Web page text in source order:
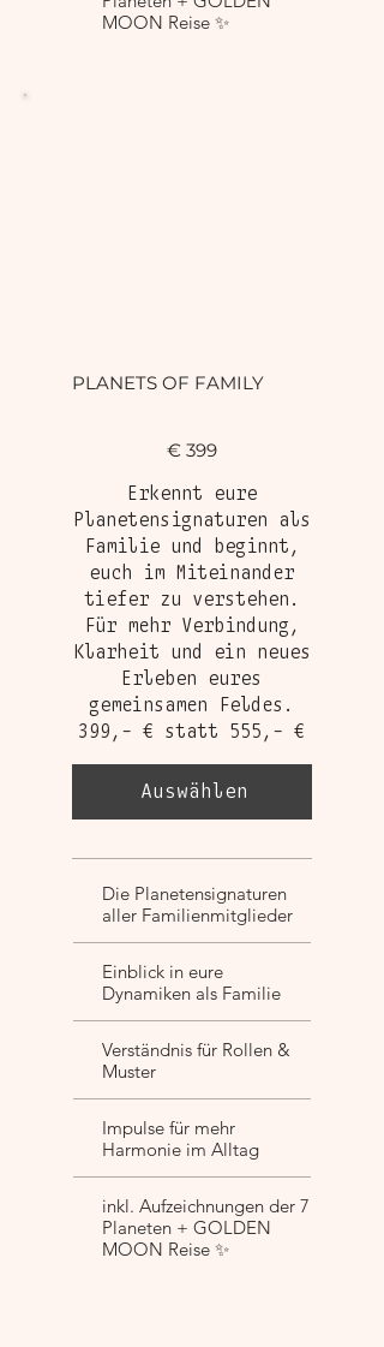
MOON Reise ✨
PLANETS OF FAMILY
€ 399
Erkennt eure
Planetensignaturen als
Familie und beginnt,
euch im Miteinander
tiefer zu verstehen.
Für mehr Verbindung,
Klarheit und ein neues
Erleben eures
gemeinsamen Feldes.
399,- € statt 555,- €
Auswählen
Die Planetensignaturen
aller Familienmitglieder
Einblick in eure
Dynamiken als Familie
Verständnis für Rollen &
Muster
Impulse für mehr
Harmonie im Alltag
inkl. Aufzeichnungen der 7
Planeten + GOLDEN
MOON Reise ✨